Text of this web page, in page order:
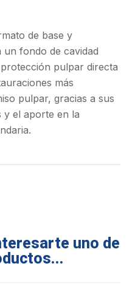
de base y
un fondo de cavidad
pulpar directa
más
pulpar, gracias a sus
y el aporte en la
uno de